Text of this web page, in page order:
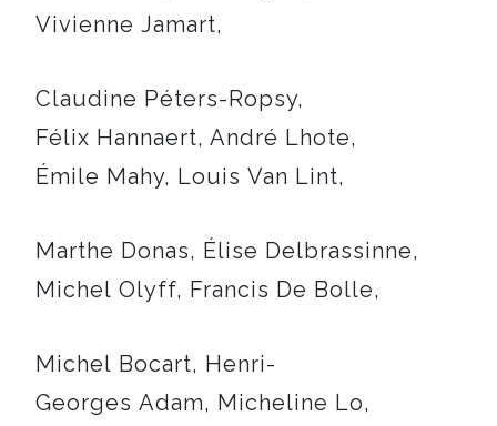
Vivienne Jamart,
Claudine Péters-Ropsy,
Félix Hannaert, André Lhote,
Émile Mahy, Louis Van Lint,
Marthe Donas, Élise Delbrassinne,
Michel Olyff, Francis De Bolle,
Michel Bocart, Henri-
Georges Adam, Micheline Lo,